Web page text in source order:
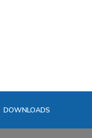
DOWNLOADS